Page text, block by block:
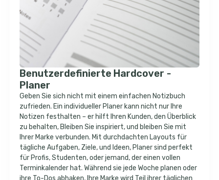
Benutzerdefinierte Hardcover -
Planer
Geben Sie sich nicht mit einem einfachen Notizbuch
zufrieden. Ein individueller Planer kann nicht nur Ihre
Notizen festhalten – er hilft Ihren Kunden, den Überblick
zu behalten, Bleiben Sie inspiriert, und bleiben Sie mit
Ihrer Marke verbunden. Mit durchdachten Layouts für
tägliche Aufgaben, Ziele, und Ideen, Planer sind perfekt
für Profis, Studenten, oder jemand, der einen vollen
Terminkalender hat. Während sie jede Woche planen oder
ihre To-Dos abhaken, Ihre Marke wird Teil ihrer täglichen